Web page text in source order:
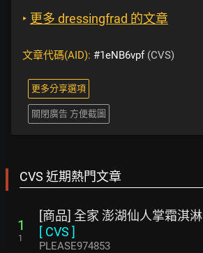
‣ 更多 dressingfrad 的文章
文章代碼(AID): #1eNB6vpf(CVS)
更多分享選項
關閉廣告 方便截圖
CVS 近期熱門文章
1
1
[商品] 全家 澎湖仙人掌霜淇淋
[ CVS ]
PLEASE974853